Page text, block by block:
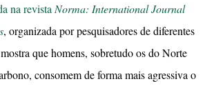
na revista Norma: International Journal
, organizada por pesquisadores de diferentes
que homens, sobretudo os do Norte
consomem de forma mais agressiva o